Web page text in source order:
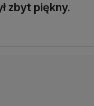
zbyt piękny.